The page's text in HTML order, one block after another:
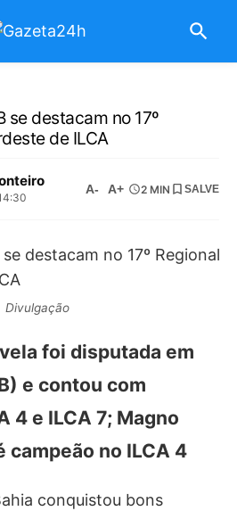
se destacam no 17º
de ILCA
A- A+ 2 MIN SALVE
Divulgação
foi disputada em
e contou com
4 e ILCA 7; Magno
campeão no ILCA 4
conquistou bons